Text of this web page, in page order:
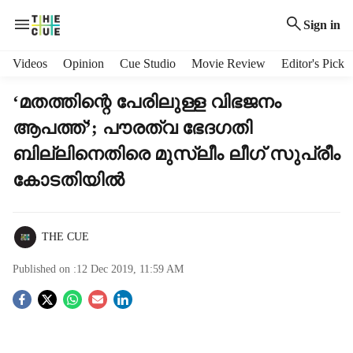
Sign in
Videos Opinion Cue Studio Movie Review Editor's Pick
‘മതത്തിന്റെ പേരിലുള്ള വിഭജനം
ആപത്ത്’; പൗരത്വ ഭേദഗതി
ബില്ലിനെതിരെ മുസ്ലീം ലീഗ് സുപ്രീം
കോടതിയില്‍
THE CUE
Published on :12 Dec 2019, 11:59 AM
S